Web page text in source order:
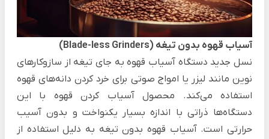
آسیاب‌ قهوه بدون تیغه (Blade-less Grinders)
نسل جدید دستگاه آسیاب‌ قهوه به جای تیغه از سازوکارهای
نوین مانند لیزر یا امواج صوتی برای خرد کردن دانه‌های قهوه
استفاده می‌کند. محصول آسیاب کردن قهوه با این
دستگاه‌ها ذراتی با اندازه بسیار یکنواخت و بدون آسیب
حرارتی است. آسیاب قهوه بدون تیغه به دلیل استفاده از